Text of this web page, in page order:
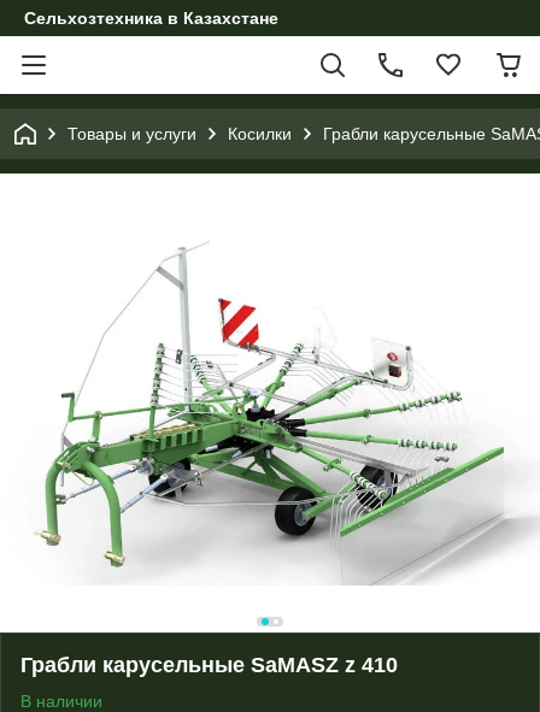
Сельхозтехника в Казахстане
Товары и услуги Косилки Грабли карусельные
Грабли карусельные SaMASZ z 410
В наличии